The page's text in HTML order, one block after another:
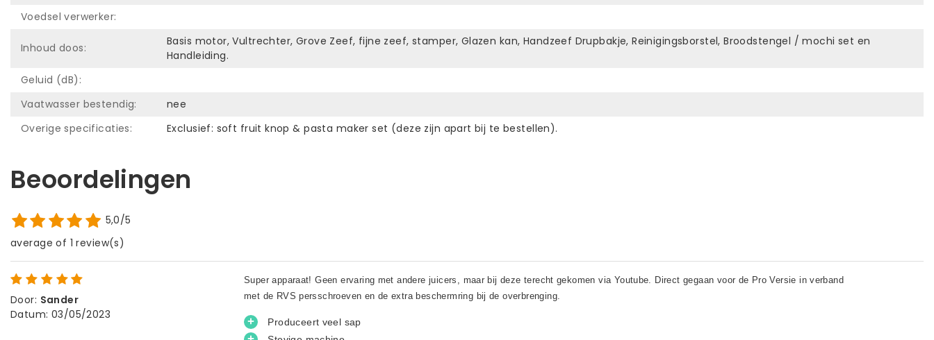
Voedsel verwerker:
Inhoud doos:
Basis motor, Vultrechter, Grove Zeef, fijne zeef, stamper, Glazen kan, Handzeef Drupbakje, Reinigingsborstel, Broodstengel / mochi set en
Handleiding.
Geluid (dB):
Vaatwasser bestendig:
nee
Overige specificaties:
Exclusief: soft fruit knop & pasta maker set (deze zijn apart bij te bestellen).
Beoordelingen
5,0/5
average of 1 review(s)
Door: Sander
Datum: 03/05/2023